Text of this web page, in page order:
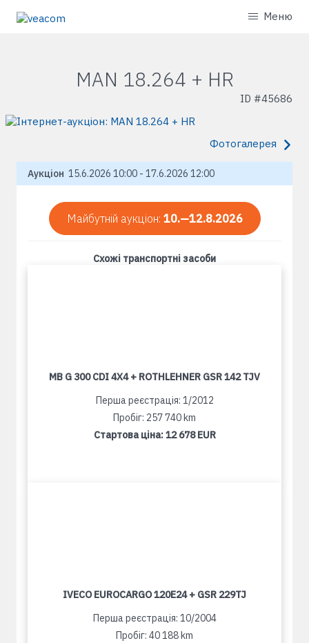
Меню
MAN 18.264 + HR
ID #45686
Фотогалерея
Аукціон 15.6.2026 10:00 - 17.6.2026 12:00
Майбутній аукціон: 10.—12.8.2026
Схожі транспортні засоби
MB G 300 CDI 4X4 + ROTHLEHNER GSR 142 TJV
Перша реєстрація: 1/2012
Пробіг: 257 740 km
Стартова ціна:12 678 EUR
IVECO EUROCARGO 120E24 + GSR 229TJ
Перша реєстрація: 10/2004
Пробіг: 40 188 km